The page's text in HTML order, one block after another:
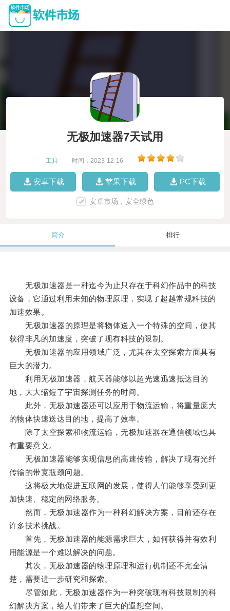
无极加速器7天试用
工具 时间：2023-12-16
安卓下载 苹果下载 PC下载
安卓市场，安全绿色
简介 排行
无极加速器是一种迄今为止只存在于科幻作品中的科技
设备，它通过利用未知的物理原理，实现了超越常规科技的
加速效果。
无极加速器的原理是将物体送入一个特殊的空间，使其
获得非凡的加速度，突破了现有科技的限制。
无极加速器的应用领域广泛，尤其在太空探索方面具有
巨大的潜力。
利用无极加速器，航天器能够以超光速迅速抵达目的
地，大大缩短了宇宙探测任务的时间。
此外，无极加速器还可以应用于物流运输，将重量庞大
的物体快速送达目的地，提高了效率。
除了太空探索和物流运输，无极加速器在通信领域也具
有重要意义。
无极加速器能够实现信息的高速传输，解决了现有光纤
传输的带宽瓶颈问题。
这将极大地促进互联网的发展，使得人们能够享受到更
加快速、稳定的网络服务。
然而，无极加速器作为一种科幻解决方案，目前还存在
许多技术挑战。
首先，无极加速器的能源需求巨大，如何获得并有效利
用能源是一个难以解决的问题。
其次，无极加速器的物理原理和运行机制还不完全清
楚，需要进一步研究和探索。
尽管如此，无极加速器作为一种突破现有科技限制的科
幻解决方案，给人们带来了巨大的遐想空间。